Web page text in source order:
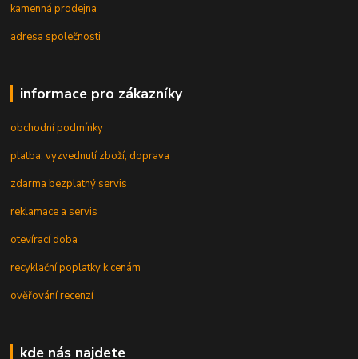
kamenná prodejna
adresa společnosti
informace pro zákazníky
obchodní podmínky
platba, vyzvednutí zboží, doprava
zdarma bezplatný servis
reklamace a servis
otevírací doba
recyklační poplatky k cenám
ověřování recenzí
kde nás najdete